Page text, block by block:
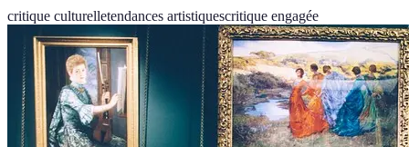
critique culturelletendances artistiquescritique engagée